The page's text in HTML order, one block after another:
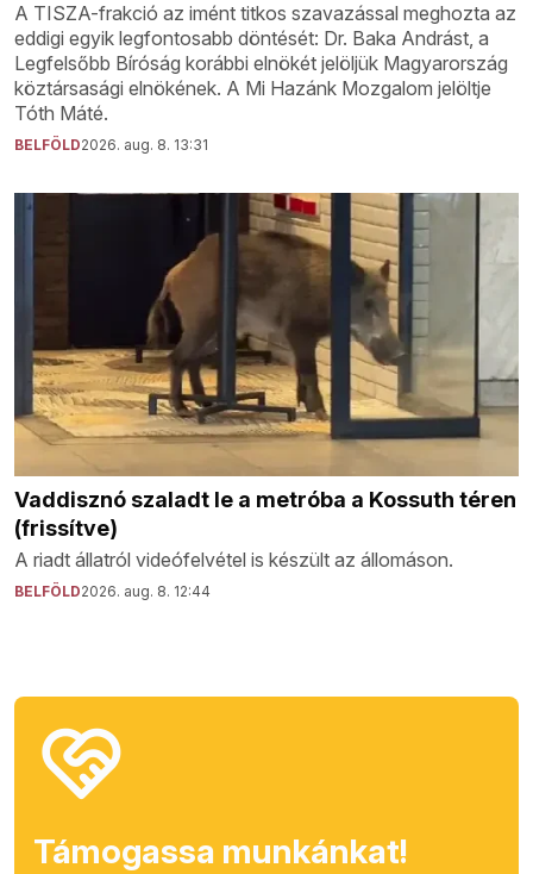
A TISZA-frakció az imént titkos szavazással meghozta az
eddigi egyik legfontosabb döntését: Dr. Baka Andrást, a
Legfelsőbb Bíróság korábbi elnökét jelöljük Magyarország
köztársasági elnökének. A Mi Hazánk Mozgalom jelöltje
Tóth Máté.
BELFÖLD2026. aug. 8. 13:31
Vaddisznó szaladt le a metróba a Kossuth téren
(frissítve)
A riadt állatról videófelvétel is készült az állomáson.
BELFÖLD2026. aug. 8. 12:44
Támogassa munkánkat!